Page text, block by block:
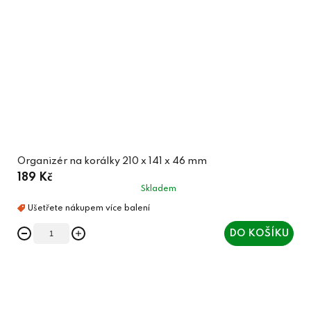
Organizér na korálky 210 x 141 x 46 mm
189 Kč
Skladem
DO KOŠÍKU